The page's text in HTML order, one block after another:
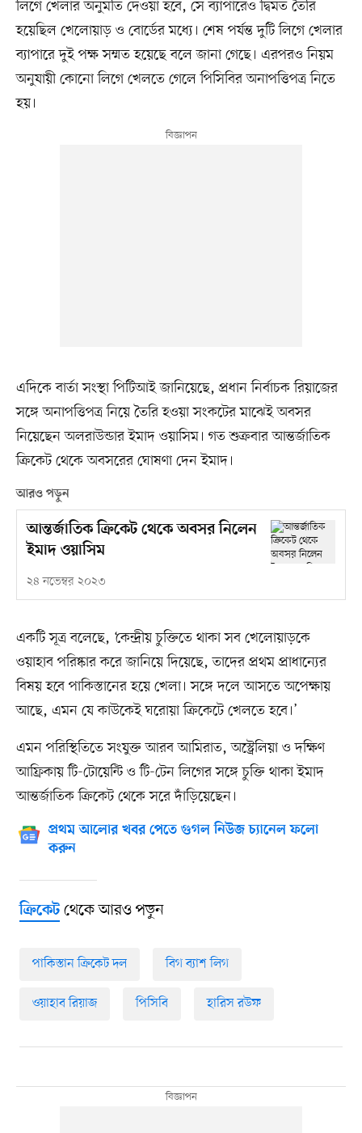
লিগে খেলার অনুমতি দেওয়া হবে, সে ব্যাপারেও দ্বিমত তৈরি
হয়েছিল খেলোয়াড় ও বোর্ডের মধ্যে। শেষ পর্যন্ত দুটি লিগে খেলার
ব্যাপারে দুই পক্ষ সম্মত হয়েছে বলে জানা গেছে। এরপরও নিয়ম
অনুযায়ী কোনো লিগে খেলতে গেলে পিসিবির অনাপত্তিপত্র নিতে
হয়।
এদিকে বার্তা সংস্থা পিটিআই জানিয়েছে, প্রধান নির্বাচক রিয়াজের
সঙ্গে অনাপত্তিপত্র নিয়ে তৈরি হওয়া সংকটের মাঝেই অবসর
নিয়েছেন অলরাউন্ডার ইমাদ ওয়াসিম। গত শুক্রবার আন্তর্জাতিক
ক্রিকেট থেকে অবসরের ঘোষণা দেন ইমাদ।
আরও পড়ুন
আন্তর্জাতিক ক্রিকেট থেকে অবসর নিলেন
ইমাদ ওয়াসিম
২৪ নভেম্বর ২০২৩
একটি সূত্র বলেছে, ‘কেন্দ্রীয় চুক্তিতে থাকা সব খেলোয়াড়কে
ওয়াহাব পরিষ্কার করে জানিয়ে দিয়েছে, তাদের প্রথম প্রাধান্যের
বিষয় হবে পাকিস্তানের হয়ে খেলা। সঙ্গে দলে আসতে অপেক্ষায়
আছে, এমন যে কাউকেই ঘরোয়া ক্রিকেটে খেলতে হবে।’
এমন পরিস্থিতিতে সংযুক্ত আরব আমিরাত, অস্ট্রেলিয়া ও দক্ষিণ
আফ্রিকায় টি-টোয়েন্টি ও টি-টেন লিগের সঙ্গে চুক্তি থাকা ইমাদ
আন্তর্জাতিক ক্রিকেট থেকে সরে দাঁড়িয়েছেন।
প্রথম আলোর খবর পেতে গুগল নিউজ চ্যানেল ফলো
করুন
ক্রিকেটথেকে আরও পড়ুন
পাকিস্তান ক্রিকেট দল বিগ ব্যাশ লিগ
ওয়াহাব রিয়াজ পিসিবি হারিস রউফ